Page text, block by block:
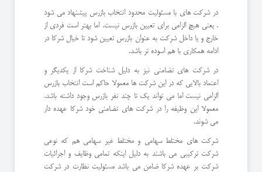
در شرکت های با مسئولیت محدود انتخاب بازرس پیشنهاد می شود
. یعنی هیچ الزامی برای تعیین بازرس نیست. اما بهتر است فردی از
خارج و یا داخل شرکت به عنوان بازرس تعیین شود تا خیال شرکا در
ادامه همکاری با هم اسوده تر باشد.
در شرکت های تضامنی نیز به دلیل شناخت شرکا از یکدیگر و
اعتماد بالایی که در این شرکت ها معمولا حاکم است انتخاب بازرس
الزامی نیست اما می تواند یک تا چند نفر بازرس وجود داشته باشد.
معمولا این وظیفه را در شرکت های تضامنی خود شرکا عهده دار
می شوند.
شرکت های مختلط سهامی و مختلط غیر سهامی هم که نوعی
شرکت ترکیبی می باشند به دلیل اینکه تمامی وظایف و اجرائیات
شرکت بر عهده شرکا ضامن می باشد مسئولیت نظارت در شرکت